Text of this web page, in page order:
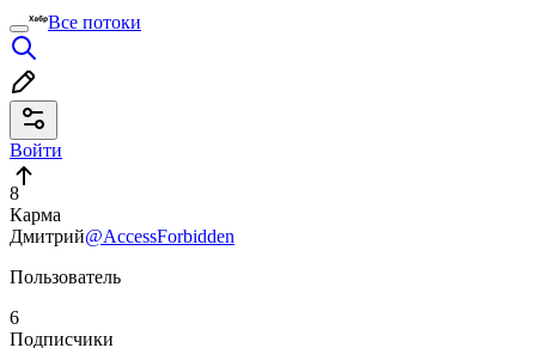
Все потоки
Войти
8
Карма
Дмитрий@AccessForbidden
Пользователь
6
Подписчики